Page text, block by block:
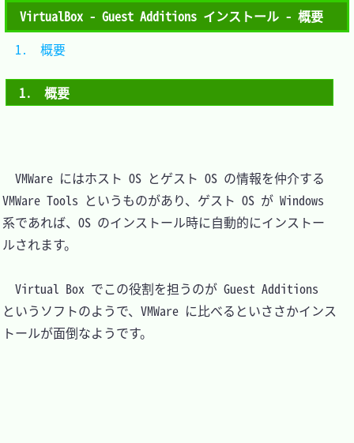
VirtualBox - Guest Additions インストール - 概要
1.　概要
VMWare にはホスト OS とゲスト OS の情報を仲介する
VMWare Tools というものがあり、ゲスト OS が Windows
系であれば、OS のインストール時に自動的にインストー
ルされます。
Virtual Box でこの役割を担うのが Guest Additions
というソフトのようで、VMWare に比べるといささかインス
トールが面倒なようです。